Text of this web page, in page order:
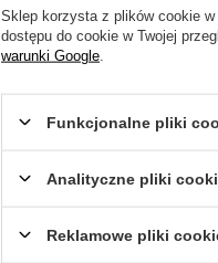
Sklep korzysta z plików cookie w
dostępu do cookie w Twojej
warunki Google
Funkcjonalne pliki
Analityczne pliki
Reklamowe pliki